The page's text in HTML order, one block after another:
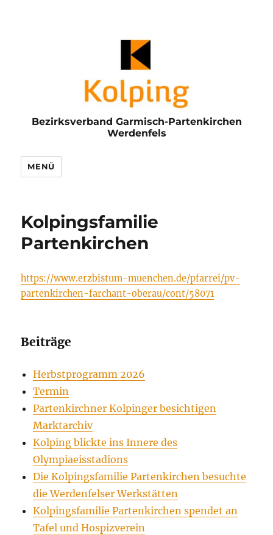
Bezirksverband Garmisch-Partenkirchen
Werdenfels
MENÜ
Kolpingsfamilie
Partenkirchen
https://www.erzbistum-muenchen.de/pfarrei/pv-
partenkirchen-farchant-oberau/cont/58071
Beiträge
Herbstprogramm 2026
Termin
Partenkirchner Kolpinger besichtigen
Marktarchiv
Kolping blickte ins Innere des
Olympiaeisstadions
Die Kolpingsfamilie Partenkirchen besuchte
die Werdenfelser Werkstätten
Kolpingsfamilie Partenkirchen spendet an
Tafel und Hospizverein